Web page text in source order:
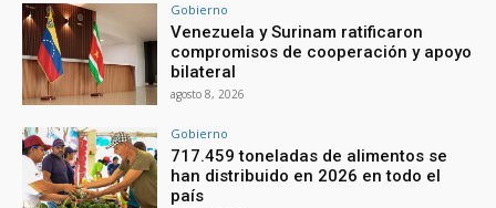
Gobierno
Venezuela y Surinam ratificaron
compromisos de cooperación y apoyo
bilateral
agosto 8, 2026
Gobierno
717.459 toneladas de alimentos se
han distribuido en 2026 en todo el
país